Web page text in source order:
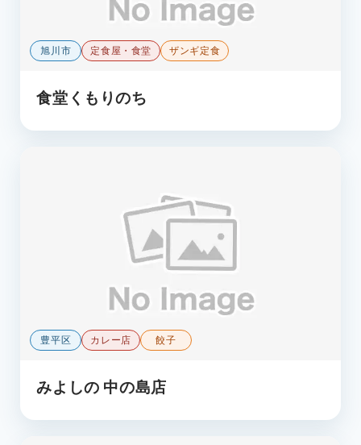
旭川市 定食屋・食堂 ザンギ定食
食堂くもりのち
豊平区 カレー店 餃子
みよしの 中の島店